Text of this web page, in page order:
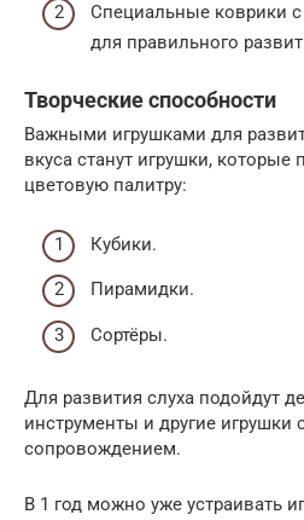
Специальные коврики
для правильного
Творческие способности
Важными игрушками для
вкуса станут игрушки, которые
цветовую палитру:
Кубики.
Пирамидки.
Сортёры.
Для развития слуха подойдут
инструменты и другие игрушки
сопровождением.
В 1 год можно уже устраивать